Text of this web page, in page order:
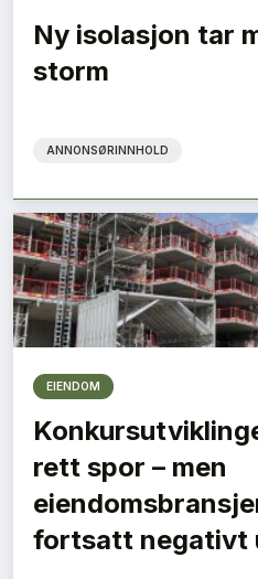
Byggenæringens
Ny isolasjon tar
storm
ANNONSØRINNHOLD
EIENDOM
rett spor – men
fortsatt negativt